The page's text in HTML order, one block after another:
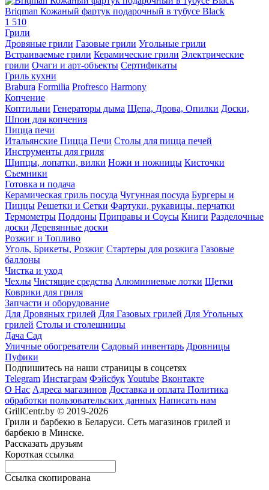
Briqman Кожаный фартук подарочный в тубусе Black
1 510
Грили
Дровяные грили Газовые грили Угольные грили
Встраиваемые грили Керамические грили Электрические
грили Очаги и арт-объекты Сертификаты
Гриль кухни
Brabura Formilia Profresco Harmony
Копчение
Коптильни Генераторы дыма Щепа, Дрова, Опилки Доски,
Шпон для копчения
Пицца печи
Итальянские Пицца Печи Столы для пицца печей
Инструменты для гриля
Щипцы, лопатки, вилки Ножи и ножницы Кисточки
Съемники
Готовка и подача
Керамическая гриль посуда Чугунная посуда Бургеры и
Пиццы Решетки и Сетки Фартуки, рукавицы, перчатки
Термометры Поддоны Приправы и Соусы Книги Разделочные
доски Деревянные доски
Розжиг и Топливо
Уголь, Брикеты, Розжиг Стартеры для розжига Газовые
баллоны
Чистка и уход
Чехлы Чистящие средства Алюминиевые лотки Щетки
Коврики для гриля
Запчасти и оборудование
Для Дровяных грилей Для Газовых грилей Для Угольных
грилей Столы и столешницы
Дача Сад
Уличные обогреватели Садовый инвентарь Дровницы
Пуфики
Подпишитесь на наши страницы в соцсетях
Telegram Инстаграм Фэйсбук Youtube Вконтакте
О Нас Адреса магазинов Доставка и оплата Политика
обработки пользовательских данных Написать нам
GrillCentr.by © 2019-2026
Грили и барбекю в Беларуси. Сеть магазинов грилей и
барбекю в Минске.
Рассказать друзьям
Короткая ссылка
Ссылка скопирована